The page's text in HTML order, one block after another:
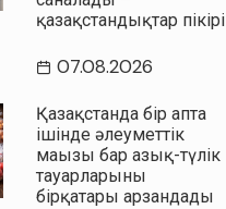
қазақстандықтар пікірі
07.08.2026
Қазақстанда бір апта
ішінде әлеуметтік
маңызы бар азық-түлік
тауарларының
бірқатары арзандады